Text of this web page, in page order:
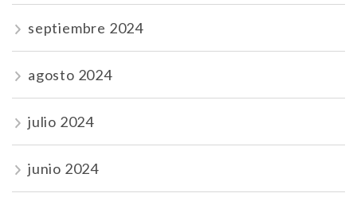
septiembre 2024
agosto 2024
julio 2024
junio 2024